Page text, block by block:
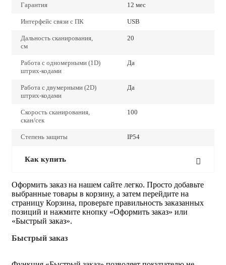
Гарантия 12 мес
Интерфейс связи с ПК USB
Дальность сканирования,
см
20
Работа с одномерными (1D)
штрих-кодами
Да
Работа с двумерными (2D)
штрих-кодами
Да
Скорость сканирования,
скан/сек
100
Степень защиты IP54
Как купить
Оформить заказ на нашем сайте легко. Просто добавьте
выбранные товары в корзину, а затем перейдите на
страницу Корзина, проверьте правильность заказанных
позиций и нажмите кнопку «Оформить заказ» или
«Быстрый заказ».
Быстрый заказ